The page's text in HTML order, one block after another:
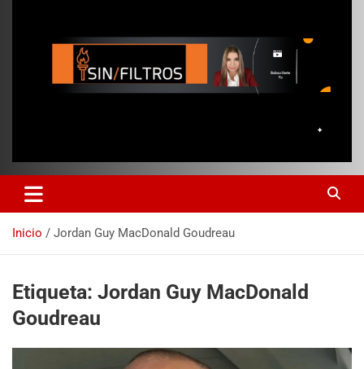
Inicio Jordan Guy MacDonald Goudreau
Etiqueta: Jordan Guy MacDonald
Goudreau